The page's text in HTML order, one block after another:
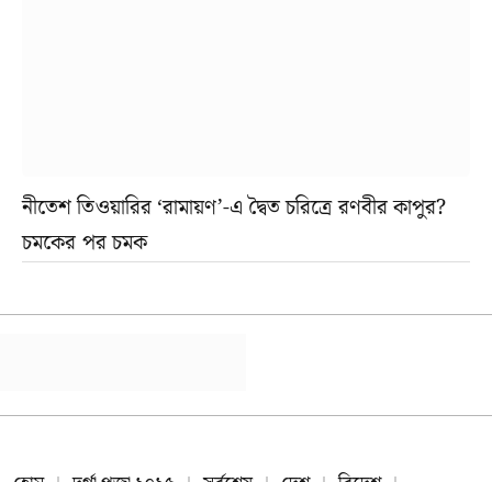
নীতেশ তিওয়ারির ‘রামায়ণ’-এ দ্বৈত চরিত্রে রণবীর কাপুর?
চমকের পর চমক